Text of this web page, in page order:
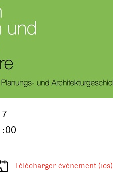
Télécharger évènement (ics)